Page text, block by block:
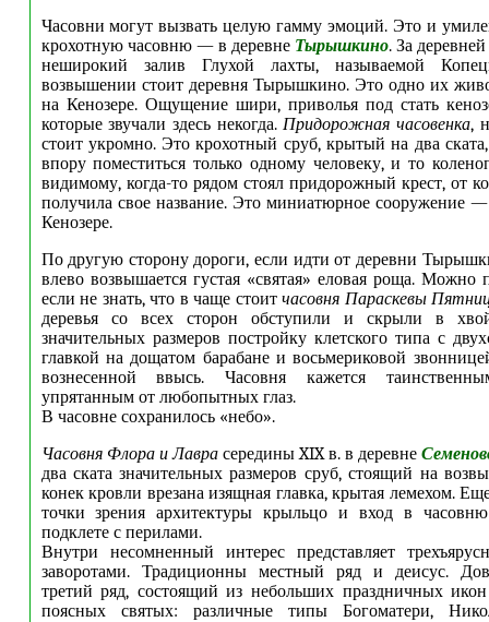
Часовни могут вызвать целую гамму эмоций. Это и
крохотную часовню — в деревне Тырышкино. За
неширокий залив Глухой лахты, называемой
возвышении стоит деревня Тырышкино. Это одно их
на Кенозере. Ощущение шири, приволья под стать
которые звучали здесь некогда.Придорожная часовенка,
стоит укромно. Это крохотный сруб, крытый на два
впору поместиться только одному человеку, и то
видимому, когда-то рядом стоял придорожный крест, от
получила свое название. Это миниатюрное сооружение
Кенозере.
По другую сторону дороги, если идти от деревни
влево возвышается густая «святая» еловая роща.
если не знать, что в чаще стоит часовня Параскевы
деревья со всех сторон обступили и скрыли в
значительных размеров постройку клетского типа с
главкой на дощатом барабане и восьмериковой
вознесенной ввысь. Часовня кажется
упрятанным от любопытных глаз.
В часовне сохранилось «небо».
Часовня Флора и Лаврасередины XIX в. в деревне
два ската значительных размеров сруб, стоящий на
конек кровли врезана изящная главка, крытая лемехом.
точки зрения архитектуры крыльцо и вход в
подклете с перилами.
Внутри несомненный интерес представляет
заворотами. Традиционны местный ряд и деисус.
третий ряд, состоящий из небольших праздничных
поясных святых: различные типы Богоматери,